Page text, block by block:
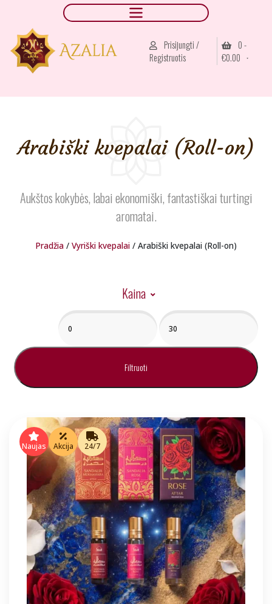
Prisijungti /
Registruotis
0 -
€0.00
Arabiški kvepalai (Roll-on)
Aukštos kokybės, labai ekonomiški, fantastiškai turtingi
aromatai.
Pradžia / Vyriški kvepalai / Arabiški kvepalai (Roll-on)
Kaina
Min
Maks
Filtruoti
Naujas Akcija 24/7